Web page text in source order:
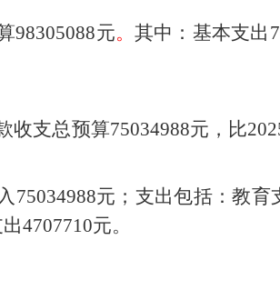
98305088元。 其中： 基本支出
收支总预算75034988元，比202
75034988元；支出包括：教育
4707710元。